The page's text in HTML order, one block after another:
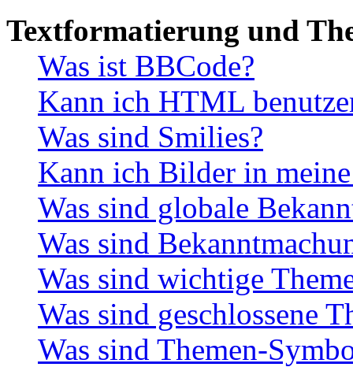
Textformatierung und
Was ist BBCode?
Kann ich HTML
Was sind Smilies?
Kann ich Bilder in
Was sind globale
Was sind
Was sind wichtige
Was sind geschlossene
Was sind Themen-